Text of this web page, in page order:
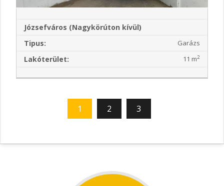
Józsefváros (Nagykörúton kívül)
Tipus:
Garázs
Lakóterület: 11 m2
1 2 3